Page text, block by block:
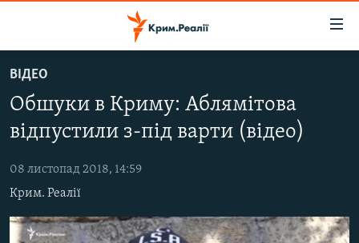
до
основного
матеріалу
Перейти
до
навігації
Перейти
НОВИНИ
ВОДА.КРИМ
ВІДЕО ТА ФОТО
ПОЛІТИКА
БЛОГИ
ПОГЛЯД
ВІДЕО
Обшуки в Криму: Аблямітова
відпустили з-під варти (відео)
08 листопад 2018, 14:59
Крим. Реалії